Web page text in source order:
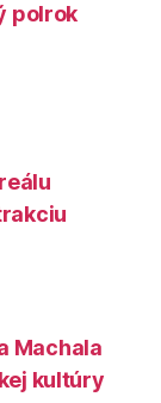
polrok
Machala
kultúry